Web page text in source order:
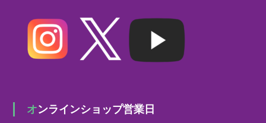
オンラインショップ営業日